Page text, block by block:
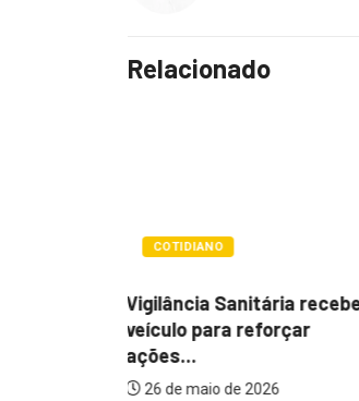
Relacionado
COTIDIANO
Prefeitura entrega
equipamentos para
modernizar fiscalização
de...